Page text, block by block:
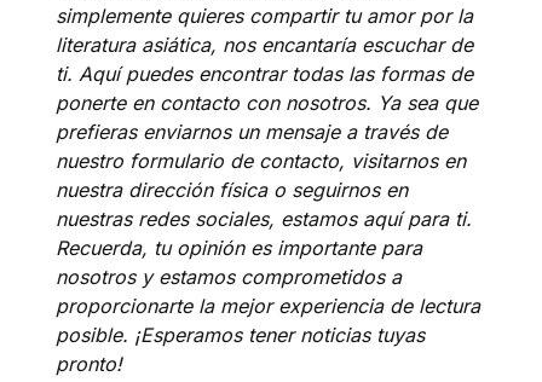
simplemente quieres compartir tu amor por la
literatura asiática, nos encantaría escuchar de
ti. Aquí puedes encontrar todas las formas de
ponerte en contacto con nosotros. Ya sea que
prefieras enviarnos un mensaje a través de
nuestro formulario de contacto, visitarnos en
nuestra dirección física o seguirnos en
nuestras redes sociales, estamos aquí para ti.
Recuerda, tu opinión es importante para
nosotros y estamos comprometidos a
proporcionarte la mejor experiencia de lectura
posible. ¡Esperamos tener noticias tuyas
pronto!